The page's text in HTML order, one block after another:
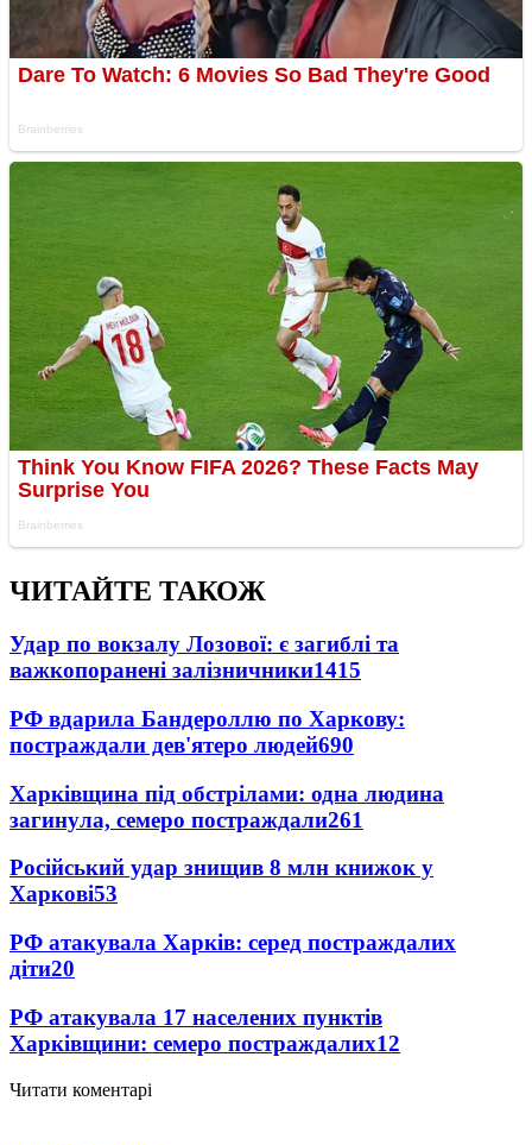
ЧИТАЙТЕ ТАКОЖ
Удар по вокзалу Лозової: є загиблі та
важкопоранені залізничники1415
РФ вдарила Бандероллю по Харкову:
постраждали дев'ятеро людей690
Харківщина під обстрілами: одна людина
загинула, семеро постраждали261
Російський удар знищив 8 млн книжок у
Харкові53
РФ атакувала Харків: серед постраждалих
діти20
РФ атакувала 17 населених пунктів
Харківщини: семеро постраждалих12
Читати коментарі